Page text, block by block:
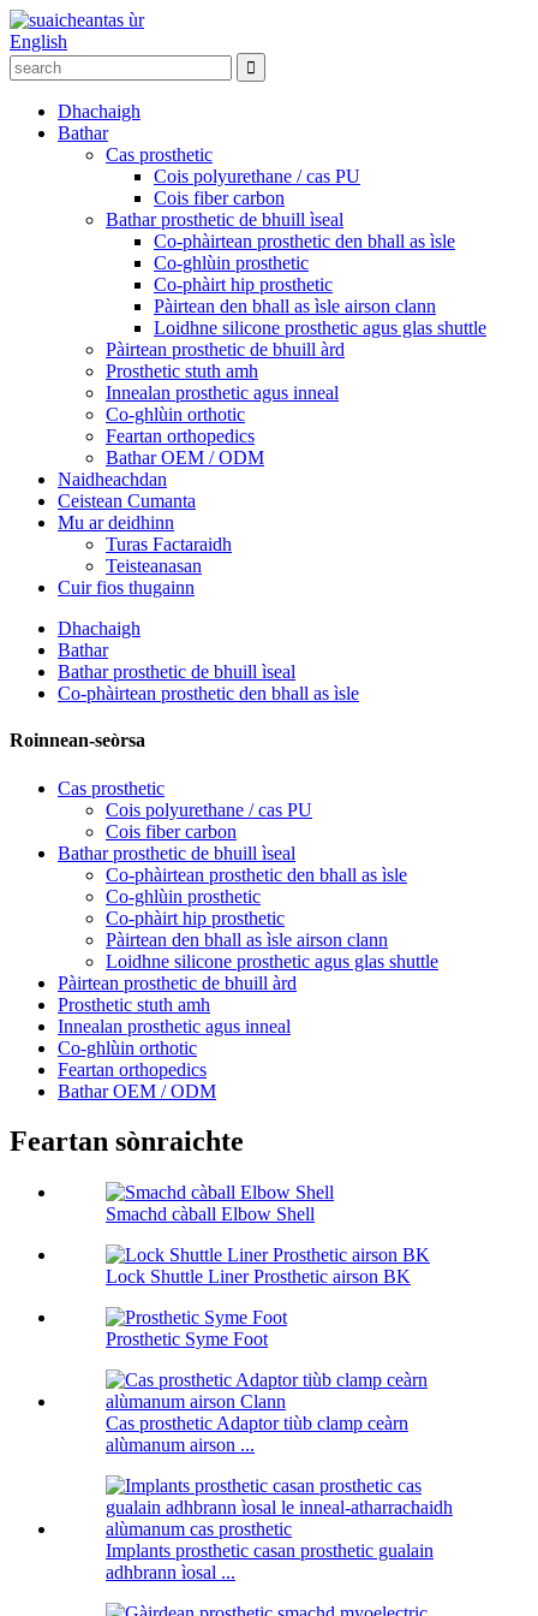
English
Dhachaigh
Bathar
Cas prosthetic
Cois polyurethane / cas PU
Cois fiber carbon
Bathar prosthetic de bhuill ìseal
Co-phàirtean prosthetic den bhall as ìsle
Co-ghlùin prosthetic
Co-phàirt hip prosthetic
Pàirtean den bhall as ìsle airson clann
Loidhne silicone prosthetic agus glas shuttle
Pàirtean prosthetic de bhuill àrd
Prosthetic stuth amh
Innealan prosthetic agus inneal
Co-ghlùin orthotic
Feartan orthopedics
Bathar OEM / ODM
Naidheachdan
Ceistean Cumanta
Mu ar deidhinn
Turas Factaraidh
Teisteanasan
Cuir fios thugainn
Dhachaigh
Bathar
Bathar prosthetic de bhuill ìseal
Co-phàirtean prosthetic den bhall as ìsle
Roinnean-seòrsa
Cas prosthetic
Cois polyurethane / cas PU
Cois fiber carbon
Bathar prosthetic de bhuill ìseal
Co-phàirtean prosthetic den bhall as ìsle
Co-ghlùin prosthetic
Co-phàirt hip prosthetic
Pàirtean den bhall as ìsle airson clann
Loidhne silicone prosthetic agus glas shuttle
Pàirtean prosthetic de bhuill àrd
Prosthetic stuth amh
Innealan prosthetic agus inneal
Co-ghlùin orthotic
Feartan orthopedics
Bathar OEM / ODM
Feartan sònraichte
Smachd càball Elbow Shell
Lock Shuttle Liner Prosthetic airson BK
Prosthetic Syme Foot
Cas prosthetic Adaptor tiùb clamp ceàrn
alùmanum airson ...
Implants prosthetic casan prosthetic gualain
adhbrann ìosal ...